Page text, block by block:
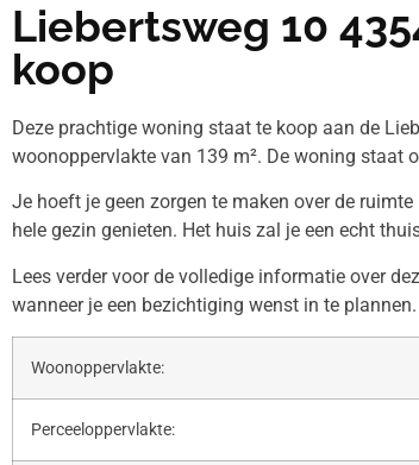
Liebertsweg 10
koop
Deze prachtige woning staat te koop aan de
woonoppervlakte van 139 m². De woning staat
Je hoeft je geen zorgen te maken over de
hele gezin genieten. Het huis zal je een echt
Lees verder voor de volledige informatie over
wanneer je een bezichtiging wenst in te plannen.
Woonoppervlakte:
Perceeloppervlakte: